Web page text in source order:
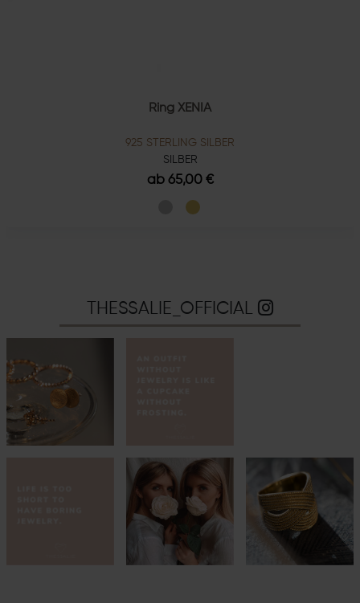
Ring XENIA
925 STERLING SILBER
SILBER
ab 65,00 €
THESSALIE_OFFICIAL